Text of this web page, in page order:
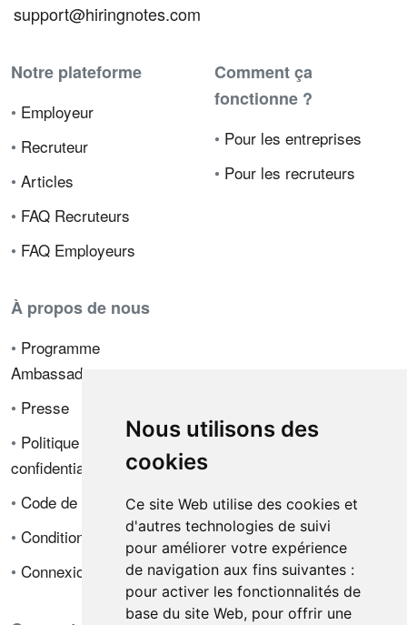
Nous utilisons des
cookies
Ce site Web utilise des cookies et
d'autres technologies de suivi
pour améliorer votre expérience
de navigation aux fins suivantes :
pour activer les fonctionnalités de
base du site Web, pour offrir une
support@hiringnotes.com
Notre plateforme
• Employeur
• Recruteur
• Articles
• FAQ Recruteurs
• FAQ Employeurs
Comment ça
fonctionne ?
• Pour les entreprises
• Pour les recruteurs
À propos de nous
• Programme
Ambassadeur
• Presse
• Politique de
confidentialité
• Code de déontologie
• Conditions de vente
• Connexion